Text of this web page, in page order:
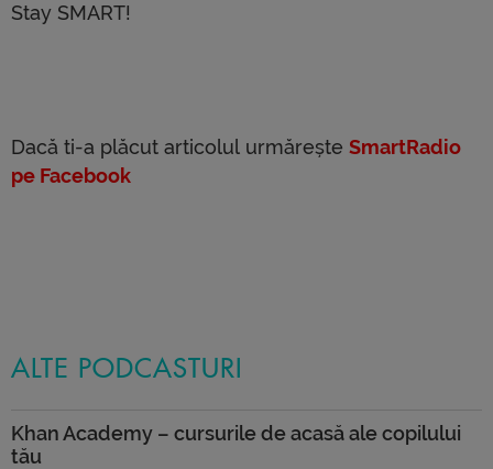
Stay SMART!
Dacă ti-a plăcut articolul urmărește SmartRadio
pe Facebook
ALTE PODCASTURI
Khan Academy – cursurile de acasă ale copilului
tău